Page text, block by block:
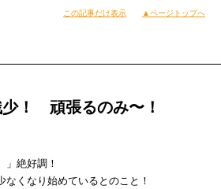
>
この記事だけ表示 ▲ページトップへ
！ 頑張るのみ〜！
」絶好調！
くなり始めているとのこと！